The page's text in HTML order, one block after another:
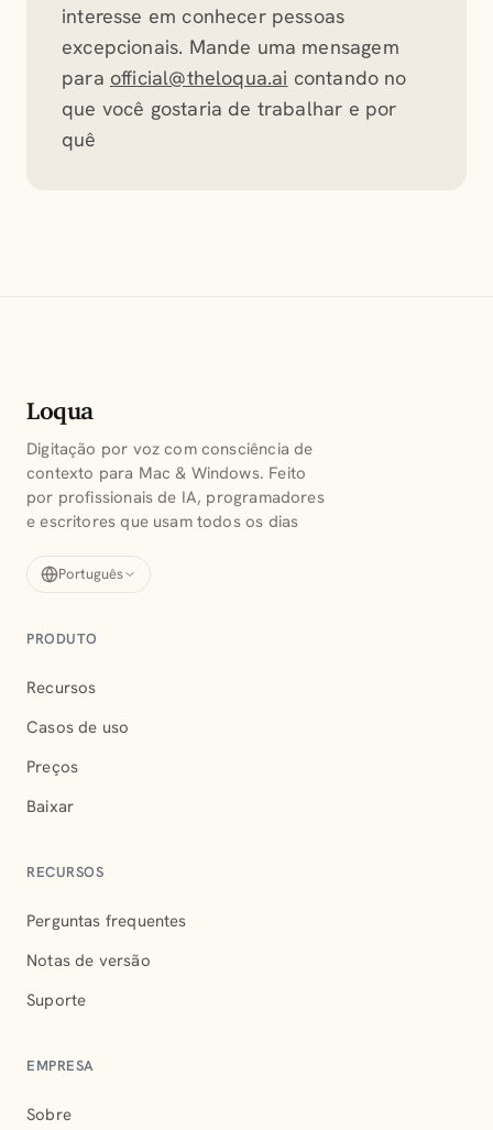
interesse em conhecer pessoas
excepcionais. Mande uma mensagem
para official@theloqua.ai contando no
que você gostaria de trabalhar e por
quê
Loqua
Digitação por voz com consciência de
contexto para Mac & Windows. Feito
por profissionais de IA, programadores
e escritores que usam todos os dias
Português
PRODUTO
Recursos
Casos de uso
Preços
Baixar
RECURSOS
Perguntas frequentes
Notas de versão
Suporte
EMPRESA
Sobre